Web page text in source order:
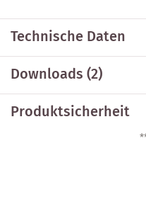
Technische Daten
Downloads (2)
Produktsicherheit